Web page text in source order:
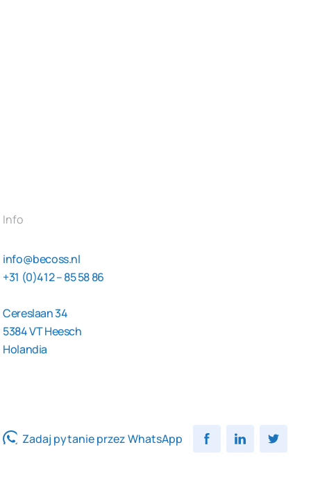
Info
info@becoss.nl
+31 (0)412 – 85 58 86
Cereslaan 34
5384 VT Heesch
Holandia
Zadaj pytanie przez WhatsApp